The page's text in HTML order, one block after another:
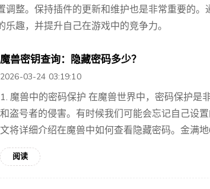
调整。保持插件的更新和维护也是非常重要的
乐趣，并提升自己在游戏中的竞争力。
魔兽密钥查询：隐藏密码多少？
2026-03-24 03:19:10
1. 魔兽中的密码保护 在魔兽世界中，密码保护是
和盗号者的侵害。有时候我们可能会忘记自己设
文将详细介绍在魔兽中如何查看隐藏密码。金满
阅读